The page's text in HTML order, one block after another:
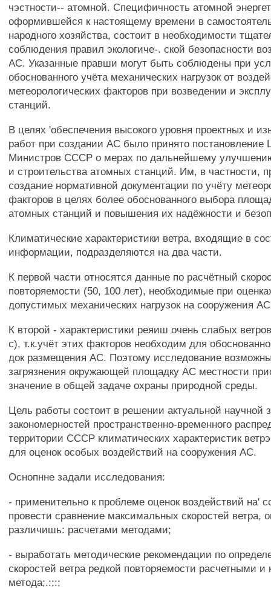
чэстности-- атомной. Специфичность атомной
оформившейся к настоящему времени в
народного хозяйства, состоит в необходимости
соблюдения правил экологиче-. ской безопасности
АС. Указанные правши могут быть соблюдены при
обоснованного учёта механических нагрузок от
метеорологических факторов при возведении и
станций.
В целях 'обеспечения высокого уровня проектных и
работ при создании АС было принято
Министров СССР о мерах по дальнейшему
и строительства атомных станций. Им, в частности,
создание нормативной документации по учёту
факторов в целях более обоснованного выбора
атомных станций и повышения их надёжности и
Климатические характеристики ветра, входящие в
информации, подразделяются на два части.
К первой части относятся данные по расчётный
повторяемости (50, 100 лет), необходимые при
допустимых механических нагрузок на сооружения
К второй - характеристики реяиш очень слабых
с), т.к.учёт этих факторов необходим для
док размещения АС. Поэтому исследование
загрязнения окружающей площадку АС местности
значение в общей задаче охраны природной среды.
Цель работы состоит в решении актуальной научной
закономерностей пространственно-временного
территории СССР климатических характеристик
для оценок особых воздействий на сооружения АС.
Оснопнне задали исследования:
- применительно к проблеме оценок воздействий на'
провести сравнение максимальных скоростей ветра,
различишь: расчетами методами;
- выработать методические рекомендации по
скоростей ветра редкой повторяемости расчетными и
метода;.:;:;